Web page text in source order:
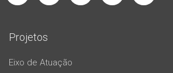
Projetos
Eixo de Atuação